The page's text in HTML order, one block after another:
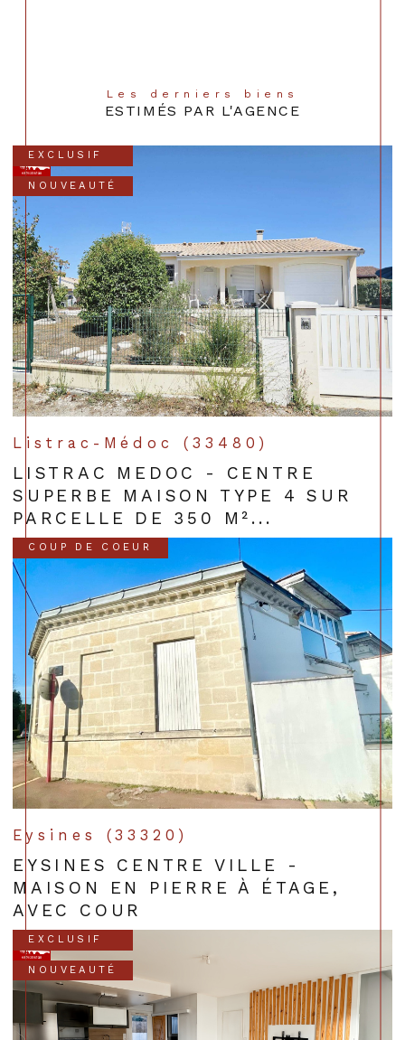
Les derniers biens
ESTIMÉS PAR L'AGENCE
EXCLUSIF
NOUVEAUTÉ
Listrac-Médoc (33480)
LISTRAC MEDOC - CENTRE
SUPERBE MAISON TYPE 4 SUR
PARCELLE DE 350 M²...
COUP DE COEUR
Eysines (33320)
EYSINES CENTRE VILLE -
MAISON EN PIERRE À ÉTAGE,
AVEC COUR
EXCLUSIF
NOUVEAUTÉ